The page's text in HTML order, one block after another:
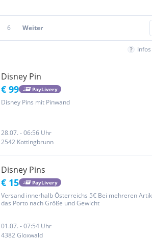
6 Weiter
Disney Pin
€ 99 PayLivery
Disney Pins mit Pinwand
28.07. - 06:56 Uhr
2542 Kottingbrunn
Disney Pins
€ 15 PayLivery
Versand innerhalb Österreichs 5€ Bei mehreren
das Porto nach Größe und Gewicht
01.07. - 07:54 Uhr
4382 Gloxwald